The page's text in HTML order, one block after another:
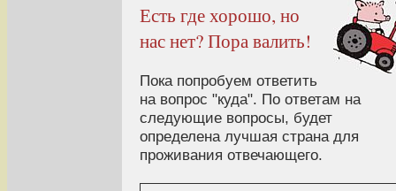
Есть где хорошо, но
нас нет? Пора валить!
Пока попробуем ответить
на вопрос "куда". По ответам на
следующие вопросы, будет
определена лучшая страна для
проживания отвечающего.